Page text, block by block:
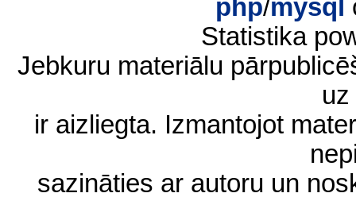
php/mysql
Statistika
Jebkuru materiālu
ir aizliegta. Izmantojot
sazināties ar autoru un